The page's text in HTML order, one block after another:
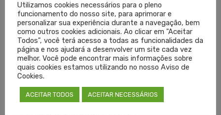
Os especialistas consultados ressaltaram ainda
que a drenagem postural não deve ser confundida
com aposição prona, uma manobra utilizada para
combater a hipoxemia nos pacientes com
síndrome do desconforto respiratório agudo. Nela,
o paciente é deitado de bruços, em ângulo
diferente, para aumentar o fluxo de oxigênio.
Utilizamos cookies necessários para o pleno
funcionamento do nosso site, para aprimorar e
personalizar sua experiência durante a navegação, bem
como outros cookies adicionais. Ao clicar em "Aceitar
Todos", você terá acesso a todas as funcionalidades da
página e nos ajudará a desenvolver um site cada vez
melhor. Você pode encontrar mais informações sobre
quais cookies estamos utilizando no nosso Aviso de
Cookies.
ACEITAR TODOS ACEITAR NECESSÁRIOS